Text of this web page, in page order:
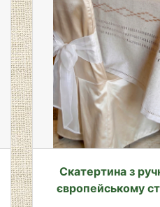
Скатертина з
європейському